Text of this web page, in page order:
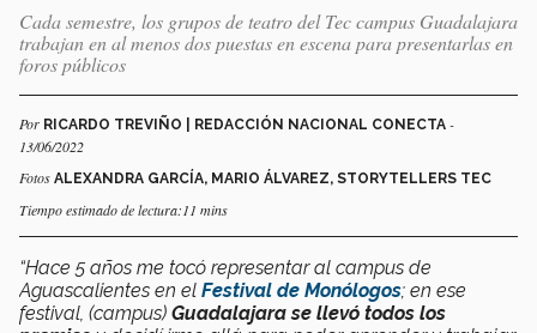
Cada semestre, los grupos de teatro del Tec campus Guadalajara
trabajan en al menos dos puestas en escena para presentarlas en
foros públicos
Por RICARDO TREVIÑO | REDACCIÓN NACIONAL CONECTA -
13/06/2022
Fotos ALEXANDRA GARCÍA, MARIO ÁLVAREZ, STORYTELLERS TEC
Tiempo estimado de lectura:11 mins
“Hace 5 años me tocó representar al campus de
Aguascalientes en el Festival de Monólogos; en ese
festival, (campus) Guadalajara se llevó todos los